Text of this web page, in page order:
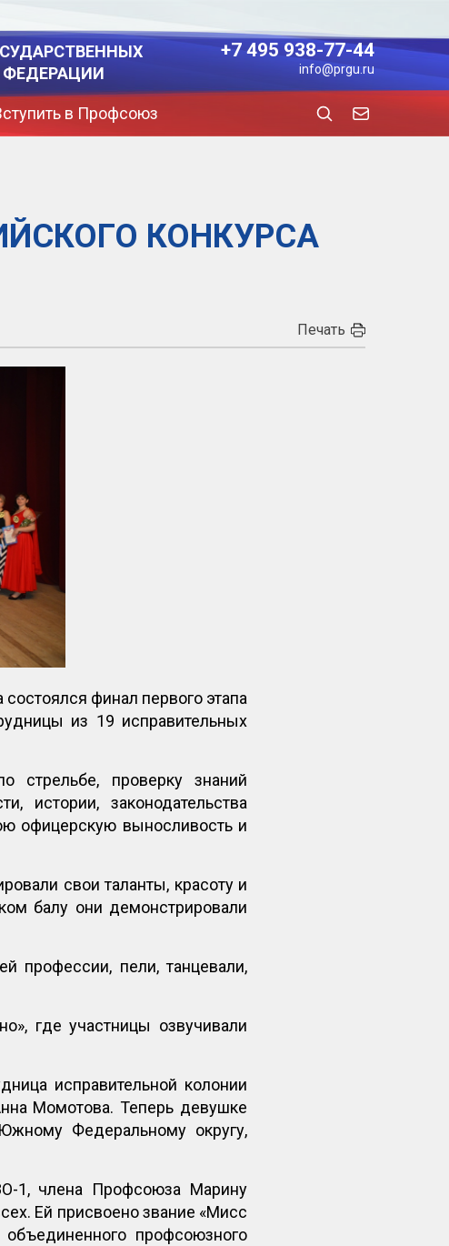
+7 495 938-77-44
info@prgu.ru
в Профсоюз
КОНКУРСА
Печать
финал первого этапа
из 19 исправительных
стрельбе, проверку знаний
истории, законодательства
офицерскую выносливость и
свои таланты, красоту и
балу они демонстрировали
профессии, пели, танцевали,
где участницы озвучивали
исправительной колонии
Момотова. Теперь девушке
Федеральному округу,
1, члена Профсоюза Марину
Ей присвоено звание «Мисс
профсоюзного